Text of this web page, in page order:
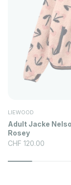
LIEWOOD
Adult Jacke
Rosey
Angebot
CHF 120.00